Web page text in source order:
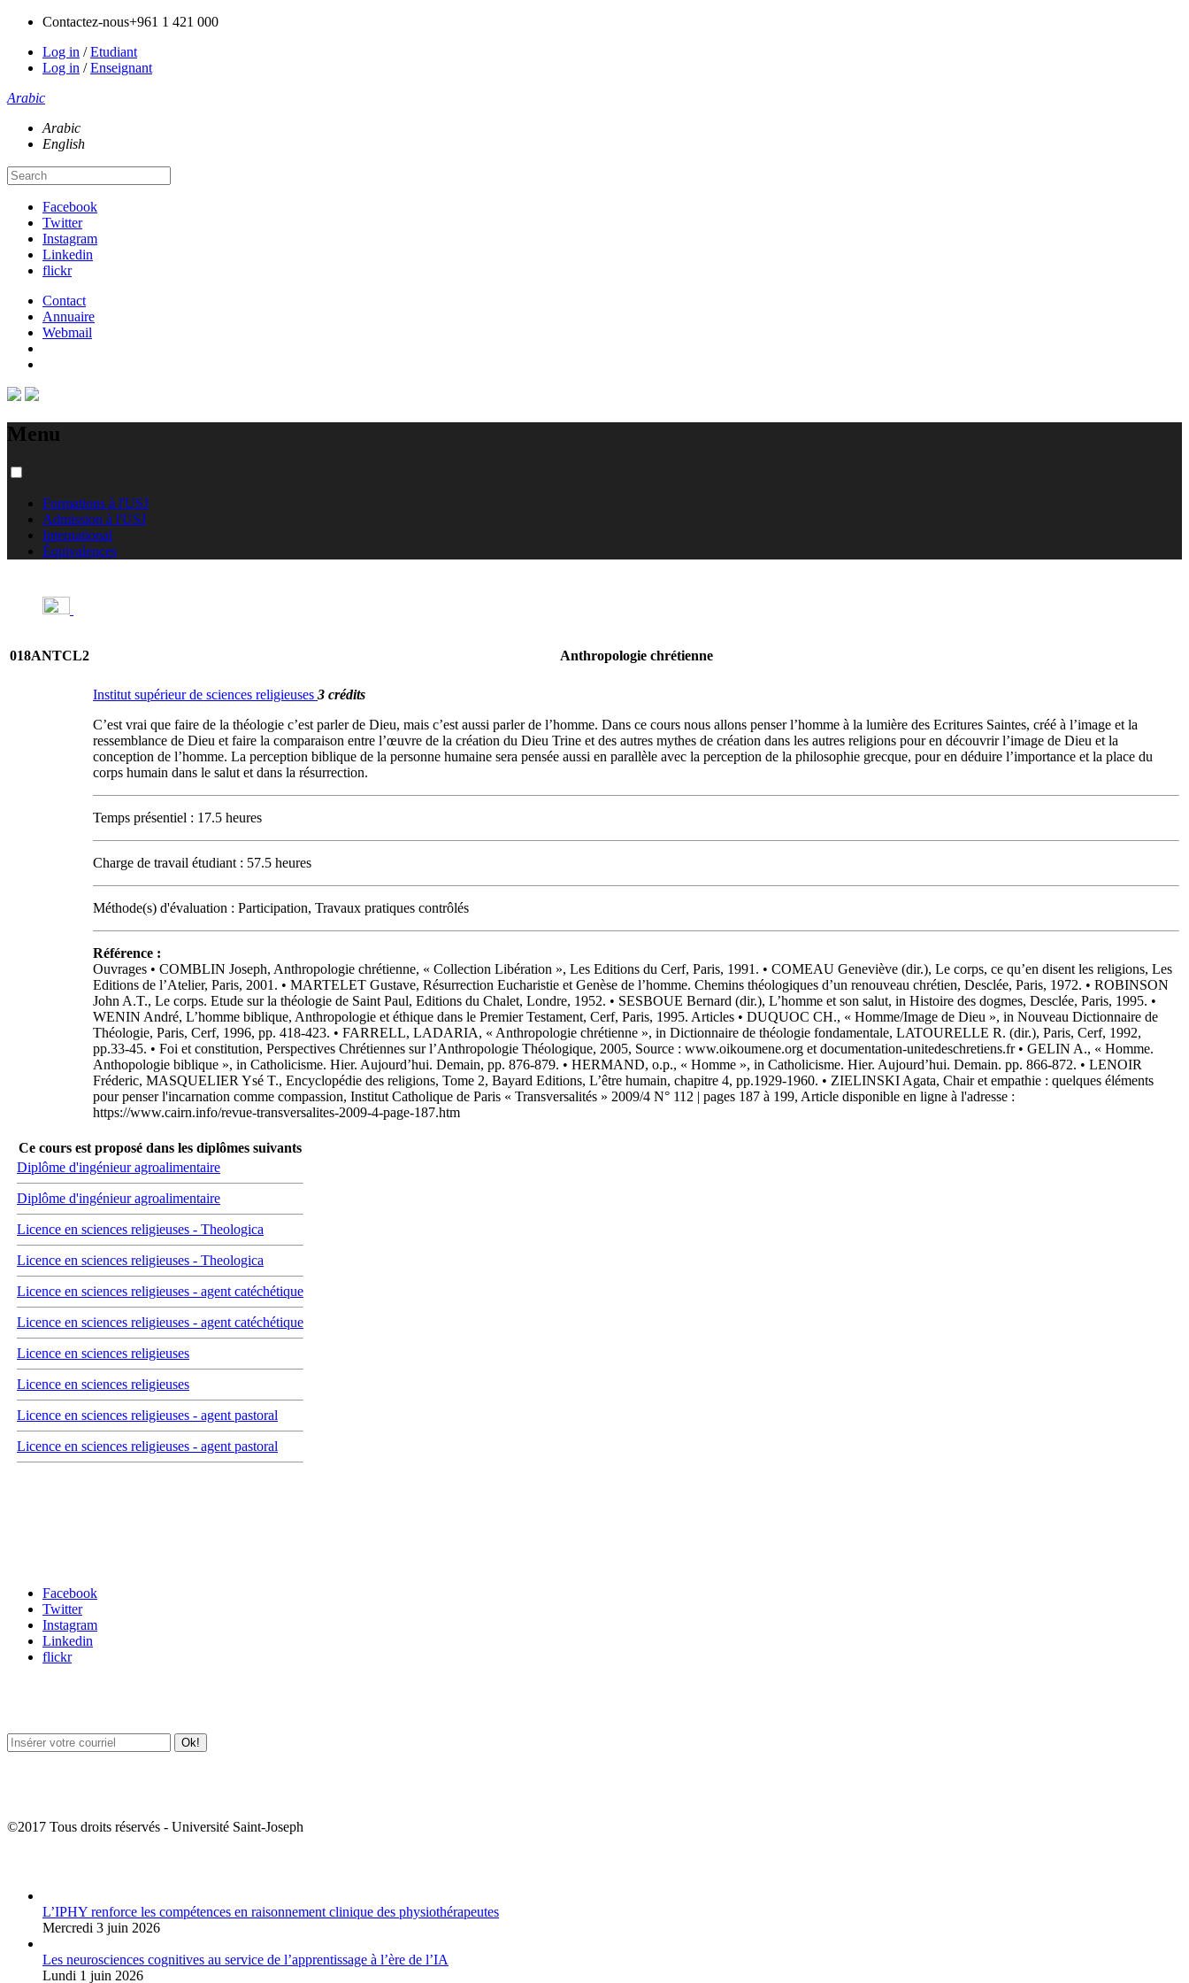
Contactez-nous+961 1 421 000
Log in /Etudiant
Log in /Enseignant
Arabic
Arabic
English
Facebook
Twitter
Instagram
Linkedin
flickr
Contact
Annuaire
Webmail
Menu
Formations à l'USJ
Admission à l'USJ
International
Équivalences
018ANTCL2 Anthropologie chrétienne
Institut supérieur de sciences religieuses 3 crédits
C’est vrai que faire de la théologie c’est parler de Dieu, mais c’est aussi parler de l’homme. Dans ce cours nous allons penser l’homme à la lumière des Ecritures Saintes, créé à l’image et la
ressemblance de Dieu et faire la comparaison entre l’œuvre de la création du Dieu Trine et des autres mythes de création dans les autres religions pour en découvrir l’image de Dieu et la
conception de l’homme. La perception biblique de la personne humaine sera pensée aussi en parallèle avec la perception de la philosophie grecque, pour en déduire l’importance et la place du
corps humain dans le salut et dans la résurrection.
Temps présentiel : 17.5 heures
Charge de travail étudiant : 57.5 heures
Méthode(s) d'évaluation : Participation, Travaux pratiques contrôlés
Référence :
Ouvrages • COMBLIN Joseph, Anthropologie chrétienne, « Collection Libération », Les Editions du Cerf, Paris, 1991. • COMEAU Geneviève (dir.), Le corps, ce qu’en disent les religions, Les
Editions de l’Atelier, Paris, 2001. • MARTELET Gustave, Résurrection Eucharistie et Genèse de l’homme. Chemins théologiques d’un renouveau chrétien, Desclée, Paris, 1972. • ROBINSON
John A.T., Le corps. Etude sur la théologie de Saint Paul, Editions du Chalet, Londre, 1952. • SESBOUE Bernard (dir.), L’homme et son salut, in Histoire des dogmes, Desclée, Paris, 1995. •
WENIN André, L’homme biblique, Anthropologie et éthique dans le Premier Testament, Cerf, Paris, 1995. Articles • DUQUOC CH., « Homme/Image de Dieu », in Nouveau Dictionnaire de
Théologie, Paris, Cerf, 1996, pp. 418-423. • FARRELL, LADARIA, « Anthropologie chrétienne », in Dictionnaire de théologie fondamentale, LATOURELLE R. (dir.), Paris, Cerf, 1992,
pp.33-45. • Foi et constitution, Perspectives Chrétiennes sur l’Anthropologie Théologique, 2005, Source : www.oikoumene.org et documentation-unitedeschretiens.fr • GELIN A., « Homme.
Anthopologie biblique », in Catholicisme. Hier. Aujourd’hui. Demain, pp. 876-879. • HERMAND, o.p., « Homme », in Catholicisme. Hier. Aujourd’hui. Demain. pp. 866-872. • LENOIR
Fréderic, MASQUELIER Ysé T., Encyclopédie des religions, Tome 2, Bayard Editions, L’être humain, chapitre 4, pp.1929-1960. • ZIELINSKI Agata, Chair et empathie : quelques éléments
pour penser l'incarnation comme compassion, Institut Catholique de Paris « Transversalités » 2009/4 N° 112 | pages 187 à 199, Article disponible en ligne à l'adresse :
https://www.cairn.info/revue-transversalites-2009-4-page-187.htm
Ce cours est proposé dans les diplômes suivants
Diplôme d'ingénieur agroalimentaire
Diplôme d'ingénieur agroalimentaire
Licence en sciences religieuses - Theologica
Licence en sciences religieuses - Theologica
Licence en sciences religieuses - agent catéchétique
Licence en sciences religieuses - agent catéchétique
Licence en sciences religieuses
Licence en sciences religieuses
Licence en sciences religieuses - agent pastoral
Licence en sciences religieuses - agent pastoral
Facebook
Twitter
Instagram
Linkedin
flickr
©2017 Tous droits réservés - Université Saint-Joseph
L’IPHY renforce les compétences en raisonnement clinique des physiothérapeutes
Mercredi 3 juin 2026
Les neurosciences cognitives au service de l’apprentissage à l’ère de l’IA
Lundi 1 juin 2026